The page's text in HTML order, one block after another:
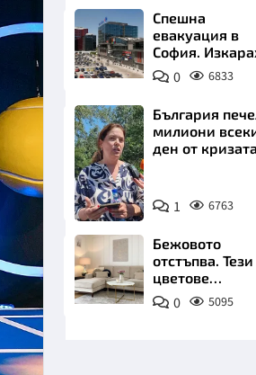
Спешна
евакуация в
София.
хиляди на
улицата
0 6833
Снимка:
БТА
България
милиони
ден от
1 6763
Бежовото
отстъпва. Тези
цветове
превземат
всекидневната
0 5095